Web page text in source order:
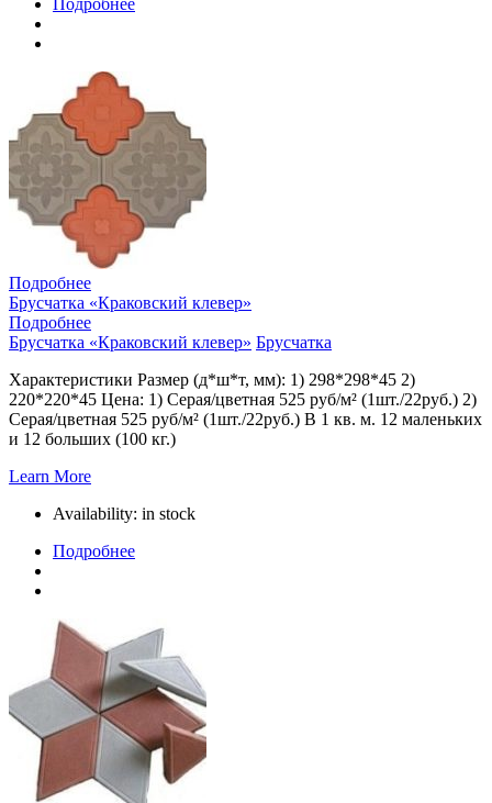
Подробнее
Подробнее
Брусчатка «Краковский клевер»
Подробнее
Брусчатка «Краковский клевер» Брусчатка
Характеристики Размер (д*ш*т, мм): 1) 298*298*45 2)
220*220*45 Цена: 1) Серая/цветная 525 руб/м² (1шт./22руб.) 2)
Серая/цветная 525 руб/м² (1шт./22руб.) В 1 кв. м. 12 маленьких
и 12 больших (100 кг.)
Learn More
Availability: in stock
Подробнее